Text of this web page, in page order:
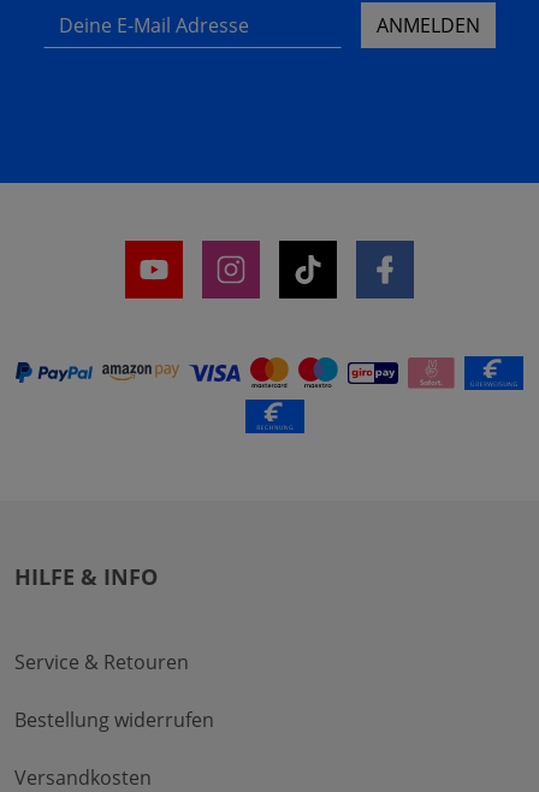
Deine E-Mail Adresse ANMELDEN
HILFE & INFO
Service & Retouren
Bestellung widerrufen
Versandkosten